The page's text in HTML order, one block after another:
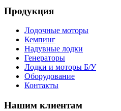
Продукция
Лодочные моторы
Кемпинг
Надувные лодки
Генераторы
Лодки и моторы Б/У
Оборудование
Контакты
Нашим клиентам